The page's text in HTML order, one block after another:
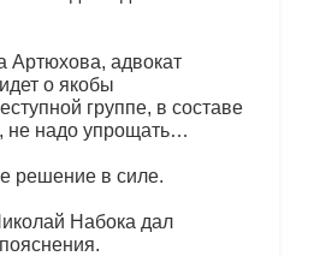
Артюхова, адвокат
о якобы
группе, в составе
не надо упрощать…
решение в силе.
Набока дал